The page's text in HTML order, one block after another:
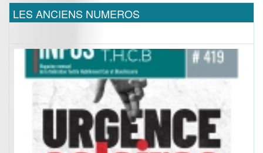
LES ANCIENS NUMEROS